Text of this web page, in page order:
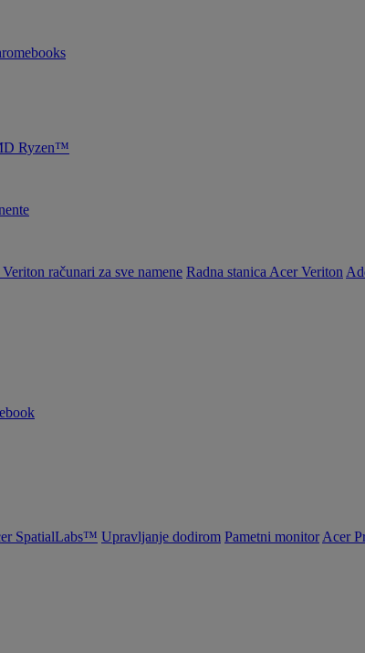
Ryzen™
računari za sve namene Radna stanica Acer Veriton
SpatialLabs™ Upravljanje dodirom Pametni monitor Acer